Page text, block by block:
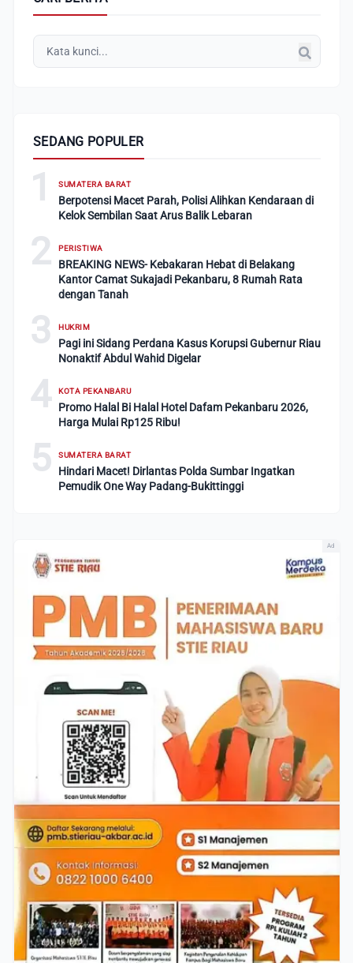
SEDANG POPULER
1 SUMATERA BARAT
Berpotensi Macet Parah, Polisi Alihkan Kendaraan di
Kelok Sembilan Saat Arus Balik Lebaran
2 PERISTIWA
BREAKING NEWS- Kebakaran Hebat di Belakang
Kantor Camat Sukajadi Pekanbaru, 8 Rumah Rata
dengan Tanah
3 HUKRIM
Pagi ini Sidang Perdana Kasus Korupsi Gubernur Riau
Nonaktif Abdul Wahid Digelar
4 KOTA PEKANBARU
Promo Halal Bi Halal Hotel Dafam Pekanbaru 2026,
Harga Mulai Rp125 Ribu!
5 SUMATERA BARAT
Hindari Macet! Dirlantas Polda Sumbar Ingatkan
Pemudik One Way Padang-Bukittinggi
Ad